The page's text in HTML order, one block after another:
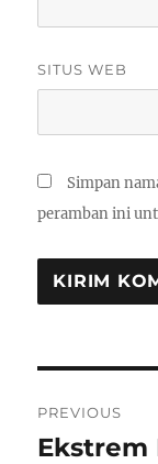
SITUS WEB
Simpan
peramban ini
pos
PREVIOUS
Previous
Ekstrem